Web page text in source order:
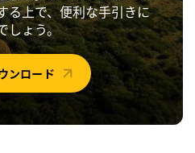
る上で、便利な手引きに
しょう。
ンロード